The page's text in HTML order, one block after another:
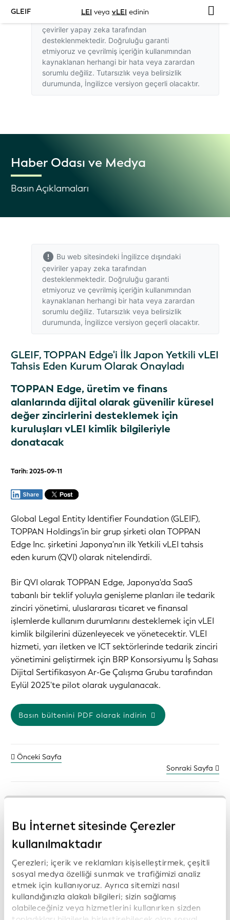
Bu İnternet sitesinde Çerezler
kullanılmaktadır
Çerezleri; içerik ve reklamları kişiselleştirmek, çeşitli
sosyal medya özelliği sunmak ve trafiğimizi analiz
etmek için kullanıyoruz. Ayrıca sitemizi nasıl
kullandığınızla alakalı bilgileri; sizin sağlamış
olabileceğiniz veya hizmetlerini kullanırken sizden
GLEIF LEI veya vLEI edinin
Bu web sitesindeki İngilizce dışındaki
çeviriler yapay zeka tarafından
desteklenmektedir. Doğruluğu garanti
etmiyoruz ve çevrilmiş içeriğin kullanımından
kaynaklanan herhangi bir hata veya zarardan
sorumlu değiliz. Tutarsızlık veya belirsizlik
durumunda, İngilizce versiyon geçerli olacaktır.
Haber Odası ve Medya
Basın Açıklamaları
Bu web sitesindeki İngilizce dışındaki
çeviriler yapay zeka tarafından
desteklenmektedir. Doğruluğu garanti
etmiyoruz ve çevrilmiş içeriğin kullanımından
kaynaklanan herhangi bir hata veya zarardan
sorumlu değiliz. Tutarsızlık veya belirsizlik
durumunda, İngilizce versiyon geçerli olacaktır.
GLEIF, TOPPAN Edge'i İlk Japon Yetkili vLEI
Tahsis Eden Kurum Olarak Onayladı
TOPPAN Edge, üretim ve finans
alanlarında dijital olarak güvenilir küresel
değer zincirlerini desteklemek için
kuruluşları vLEI kimlik bilgileriyle
donatacak
Tarih: 2025-09-11
Global Legal Entity Identifier Foundation (GLEIF),
TOPPAN Holdings'in bir grup şirketi olan TOPPAN
Edge Inc. şirketini Japonya'nın ilk Yetkili vLEI tahsis
eden kurum (QVI) olarak nitelendirdi.
Bir QVI olarak TOPPAN Edge, Japonya'da SaaS
tabanlı bir teklif yoluyla genişleme planları ile tedarik
zinciri yönetimi, uluslararası ticaret ve finansal
işlemlerde kullanım durumlarını desteklemek için vLEI
kimlik bilgilerini düzenleyecek ve yönetecektir. VLEI
hizmeti, yarı iletken ve ICT sektörlerinde tedarik zinciri
yönetimini geliştirmek için BRP Konsorsiyumu İş Sahası
Dijital Sertifikasyon Ar-Ge Çalışma Grubu tarafından
Eylül 2025'te pilot olarak uygulanacak.
Basın bültenini PDF olarak indirin
Önceki Sayfa
Sonraki Sayfa
Önceki basın açıklamaları:
Open Supply Hub, Wikimedia Deutschland ve
Wikirate International, şeffaflık,
sürdürülebilirlik ve dijital güven için birbiriyle
uyumlu verilerin geliştirilmesini desteklemek
amacıyla GLEIF’in Küresel Açık Veri
Entegrasyon Ağı’na (GODIN) katıldı